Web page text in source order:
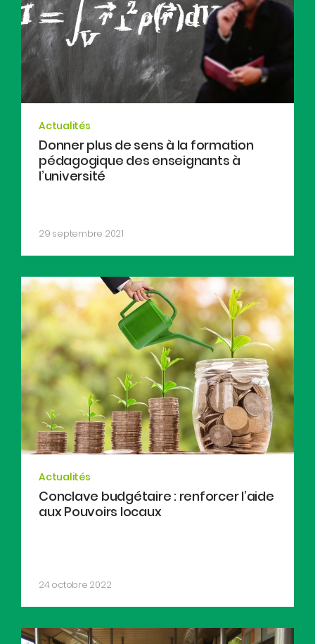
Actualités
Donner plus de sens à la formation
pédagogique des enseignants à
l’université
29 septembre 2021
Actualités
Conclave budgétaire : renforcer l’aide
aux Pouvoirs locaux
24 octobre 2022